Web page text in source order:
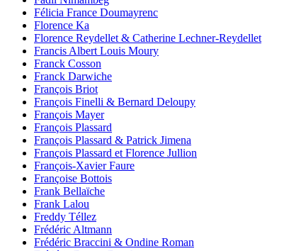
Félicia France Doumayrenc
Florence Ka
Florence Reydellet & Catherine Lechner-Reydellet
Francis Albert Louis Moury
Franck Cosson
Franck Darwiche
François Briot
François Finelli & Bernard Deloupy
François Mayer
François Plassard
François Plassard & Patrick Jimena
François Plassard et Florence Jullion
François-Xavier Faure
Françoise Bottois
Frank Bellaïche
Frank Lalou
Freddy Téllez
Frédéric Altmann
Frédéric Braccini & Ondine Roman